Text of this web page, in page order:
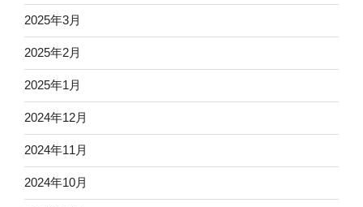
2025年3月
2025年2月
2025年1月
2024年12月
2024年11月
2024年10月